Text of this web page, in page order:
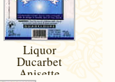
Liquor
Ducarbet
Anisette